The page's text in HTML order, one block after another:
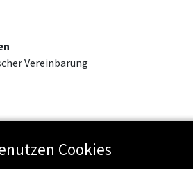
Vereinbarung
Cookies